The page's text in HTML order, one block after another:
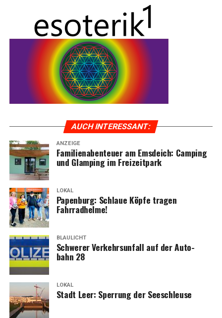
die­ses E‑Bike macht alles mit. Für zusätz­li­che Sicher­heit
sorgt das optio­na­le Bosch ABS Paket der Advan­ce Aus­
stat­tung. Eure Rei­se kann beginnen!
Besu­che uns noch heu­te und lass dich von unse­rer gro­ßen
Aus­wahl und unse­rem exzel­len­ten Ser­vice über­zeu­gen.
Gemein­sam tre­ten wir in die Peda­le für eine bes­se­re
AUCH INTER­ES­SANT:
ANZEIGE
Fami­li­en­aben­teu­er am Ems­deich: Cam­ping
und Glam­ping im Freizeitpark
LOKAL
Papen­burg: Schlaue Köp­fe tra­gen
Fahrradhelme!
BLAULICHT
Schwe­rer Ver­kehrs­un­fall auf der Auto­
bahn 28
LOKAL
Stadt Leer: Sper­rung der Seeschleuse